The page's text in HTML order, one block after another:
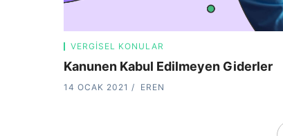
VERGISEL KONULAR
Kanunen Kabul Edilmeyen Giderler
14 OCAK 2021 EREN